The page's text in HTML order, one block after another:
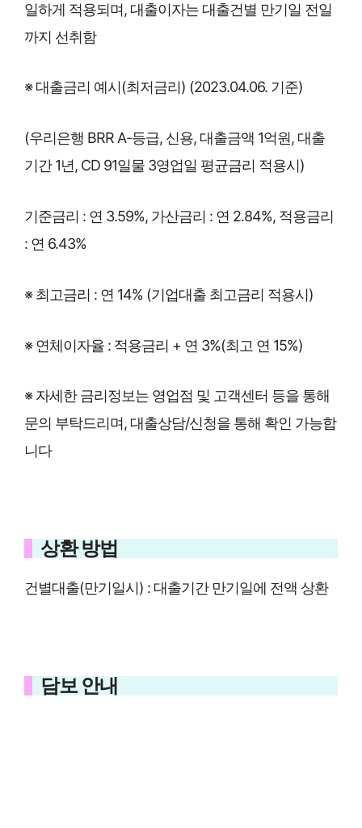
일하게 적용되며, 대출이자는 대출건별 만기일 전일
까지 선취함
※ 대출금리 예시(최저금리) (2023.04.06. 기준)
(우리은행 BRR A-등급, 신용, 대출금액 1억원, 대출
기간 1년, CD 91일물 3영업일 평균금리 적용시)
기준금리 : 연 3.59%, 가산금리 : 연 2.84%, 적용금리
: 연 6.43%
※ 최고금리 : 연 14% (기업대출 최고금리 적용시)
※ 연체이자율 : 적용금리 + 연 3%(최고 연 15%)
※ 자세한 금리정보는 영업점 및 고객센터 등을 통해
문의 부탁드리며, 대출상담/신청을 통해 확인 가능합
니다
상환 방법
건별대출(만기일시) : 대출기간 만기일에 전액 상환
담보 안내